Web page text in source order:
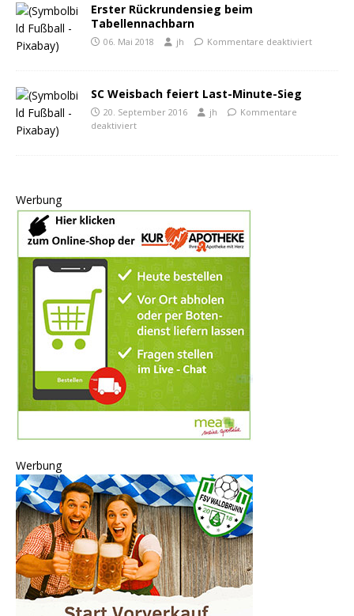
Erster Rückrundensieg beim
Tabellennachbarn
06. Mai 2018 jh Kommentare deaktiviert
SC Weisbach feiert Last-Minute-Sieg
20. September 2016 jh
Kommentare
deaktiviert
Werbung
Werbung